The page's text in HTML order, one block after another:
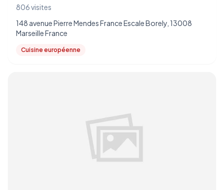
806 visites
148 avenue Pierre Mendes France Escale Borely, 13008
Marseille France
Cuisine européenne